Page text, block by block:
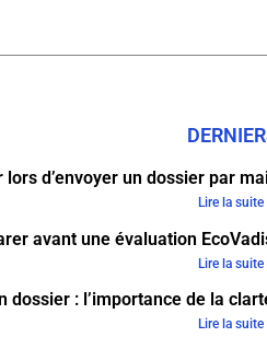
d’envoyer un dossier par
Lire la suite
avant une évaluation
Lire la suite
dossier : l’importance de la
Lire la suite